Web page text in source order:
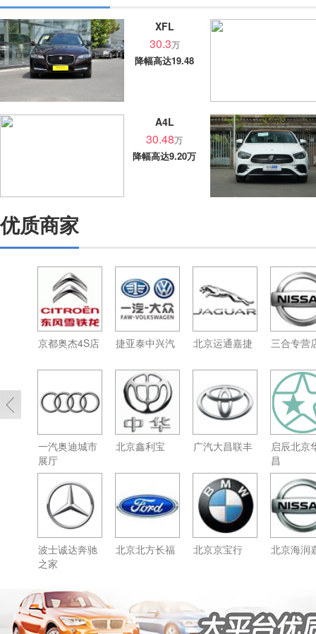
XFL
30.3万
降幅高达19.48
A4L
30.48万
降幅高达9.20万
优质商家
京都奥杰4S店 捷亚泰中兴汽 北京运通嘉捷 三合专营
一汽奥迪城市
展厅
北京鑫利宝 广汽大昌联丰
启辰北京
昌
波士诚达奔驰
之家
北京北方长福 北京京宝行 北京海润